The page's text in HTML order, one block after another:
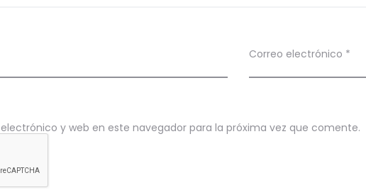
Correo electrónico *
y web en este navegador para la próxima vez que comente.